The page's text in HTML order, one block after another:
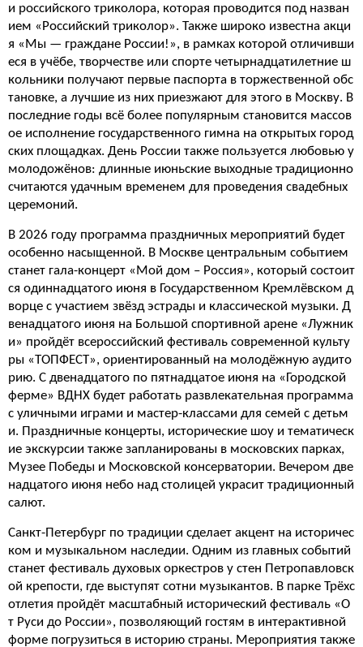
и российского триколора, которая проводится под назван
ием «Российский триколор». Также широко известна акци
я «Мы — граждане России!», в рамках которой отличивши
еся в учёбе, творчестве или спорте четырнадцатилетние ш
кольники получают первые паспорта в торжественной обс
тановке, а лучшие из них приезжают для этого в Москву. В
последние годы всё более популярным становится массов
ое исполнение государственного гимна на открытых город
ских площадках. День России также пользуется любовью у
молодожёнов: длинные июньские выходные традиционно
считаются удачным временем для проведения свадебных
церемоний.
В 2026 году программа праздничных мероприятий будет
особенно насыщенной. В Москве центральным событием
станет гала-концерт «Мой дом – Россия», который состоит
ся одиннадцатого июня в Государственном Кремлёвском д
ворце с участием звёзд эстрады и классической музыки. Д
венадцатого июня на Большой спортивной арене «Лужник
и» пройдёт всероссийский фестиваль современной культу
ры «ТОПФЕСТ», ориентированный на молодёжную аудито
рию. С двенадцатого по пятнадцатое июня на «Городской
ферме» ВДНХ будет работать развлекательная программа
с уличными играми и мастер-классами для семей с детьм
и. Праздничные концерты, исторические шоу и тематическ
ие экскурсии также запланированы в московских парках,
Музее Победы и Московской консерватории. Вечером две
надцатого июня небо над столицей украсит традиционный
салют.
Санкт-Петербург по традиции сделает акцент на историчес
ком и музыкальном наследии. Одним из главных событий
станет фестиваль духовых оркестров у стен Петропавловск
ой крепости, где выступят сотни музыкантов. В парке Трёхс
отлетия пройдёт масштабный исторический фестиваль «О
т Руси до России», позволяющий гостям в интерактивной
форме погрузиться в историю страны. Мероприятия также